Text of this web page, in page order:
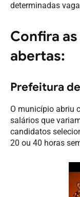
determinadas
Confira
abertas:
Prefeitura
O município abriu
salários que
candidatos
20 ou 40 horas